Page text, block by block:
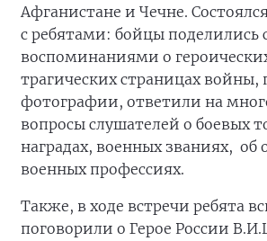
Афганистане и Чечне.
с ребятами: бойцы поделились
воспоминаниями о
трагических страницах войны,
фотографии, ответили на
вопросы слушателей о боевых
наградах, военных званиях, об
военных профессиях.
Также, в ходе встречи ребята
поговорили о Герое России